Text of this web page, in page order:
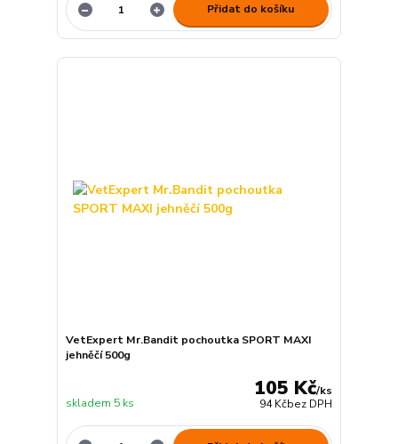
Přidat do košíku
VetExpert Mr.Bandit pochoutka SPORT MAXI
jehněčí 500g
105 Kč/ks
94 Kčbez DPH
skladem 5 ks